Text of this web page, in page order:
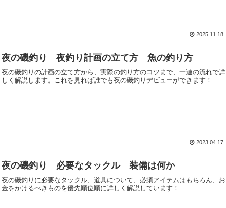
2025.11.18
夜の磯釣り 夜釣り計画の立て方 魚の釣り方
夜の磯釣りの計画の立て方から、実際の釣り方のコツまで、一連の流れで詳
しく解説します。これを見れば誰でも夜の磯釣りデビューができます！
2023.04.17
夜の磯釣り 必要なタックル 装備は何か
夜の磯釣りに必要なタックル、道具について、必須アイテムはもちろん、お
金をかけるべきものを優先順位順に詳しく解説しています！